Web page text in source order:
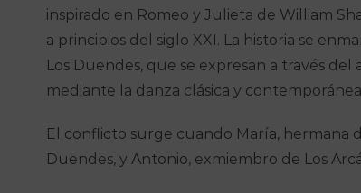
inspirado en Romeo y Julieta de William
a principios del siglo XXI. La historia se
Los Duendes, que se expresan a través
mediante la danza clásica y
El conflicto surge cuando María, hermana
Duendes, y Antonio, exmiembro de Los